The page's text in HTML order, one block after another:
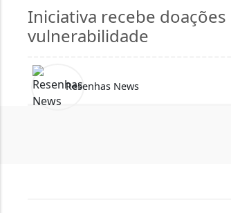
Iniciativa recebe
vulnerabilidade
Resenhas News